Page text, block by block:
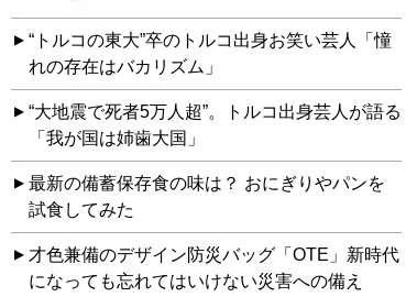
“トルコの東大”卒のトルコ出身お笑い芸人「憧
れの存在はバカリズム」
“大地震で死者5万人超”。トルコ出身芸人が語る
「我が国は姉歯大国」
最新の備蓄保存食の味は？ おにぎりやパンを
試食してみた
才色兼備のデザイン防災バッグ「OTE」新時代
になっても忘れてはいけない災害への備え